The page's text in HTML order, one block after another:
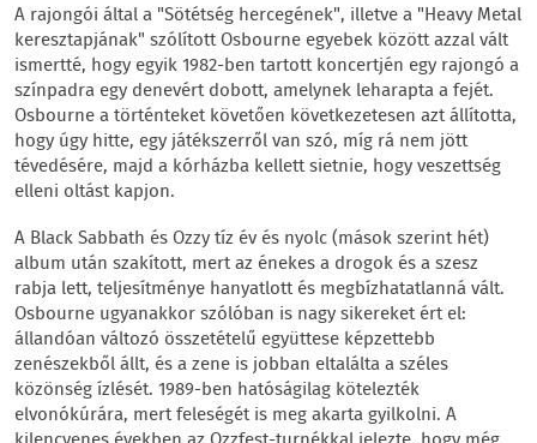
A rajongói által a "Sötétség hercegének", illetve a "Heavy Metal
keresztapjának" szólított Osbourne egyebek között azzal vált
ismertté, hogy egyik 1982-ben tartott koncertjén egy rajongó a
színpadra egy denevért dobott, amelynek leharapta a fejét.
Osbourne a történteket követően következetesen azt állította,
hogy úgy hitte, egy játékszerről van szó, míg rá nem jött
tévedésére, majd a kórházba kellett sietnie, hogy veszettség
elleni oltást kapjon.
A Black Sabbath és Ozzy tíz év és nyolc (mások szerint hét)
album után szakított, mert az énekes a drogok és a szesz
rabja lett, teljesítménye hanyatlott és megbízhatatlanná vált.
Osbourne ugyanakkor szólóban is nagy sikereket ért el:
állandóan változó összetételű együttese képzettebb
zenészekből állt, és a zene is jobban eltalálta a széles
közönség ízlését. 1989-ben hatóságilag kötelezték
elvonókúrára, mert feleségét is meg akarta gyilkolni. A